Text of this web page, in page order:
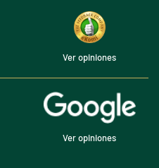
Ver opiniones
Ver opiniones